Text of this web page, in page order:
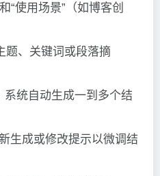
“使用场景”（如博客创
题、关键词或段落摘
系统自动生成一到多个结
生成或修改提示以微调结